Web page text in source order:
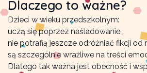
Dlaczego to ważne?
Dzieci w wieku przedszkolnym:
uczą się poprzez naśladowanie,
nie potrafią jeszcze odróżniać fikcji od
są szczególnie wrażliwe na treści
Dlatego tak ważna jest obecność i